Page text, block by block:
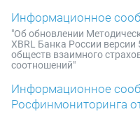
Информационное
"Об обновлении
XBRL Банка России
обществ взаимного
соотношений"
Информационное
Росфинмониторинга